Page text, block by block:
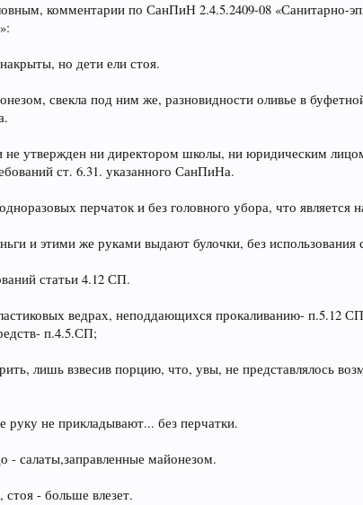
комментарии по СанПиН 2.4.5.2409-08 «Санитарно-
но дети ели стоя.
свекла под ним же, разновидности оливье в
утвержден ни директором школы, ни юридическим
ст. 6.31. указанного СанПиНа.
перчаток и без головного убора, что
и этими же руками выдают булочки, без использования
статьи 4.12 СП.
ведрах, неподдающихся прокаливанию- п.5.12
п.4.5.СП;
лишь взвесив порцию, что, увы, не представлялось
руку не прикладывают... без перчатки.
- салаты,заправленные майонезом.
стоя - больше влезет.